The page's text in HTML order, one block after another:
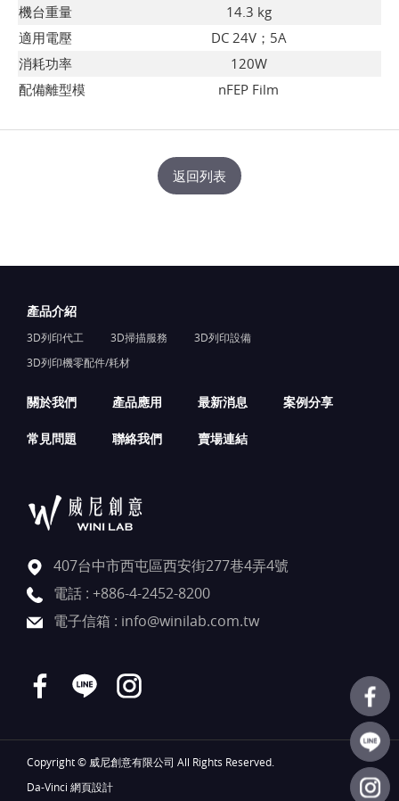
機台重量
14.3 kg
適用電壓
DC 24V；5A
消耗功率
120W
配備離型模
nFEP Film
返回列表
產品介紹
3D列印代工 3D掃描服務
3D列印設備
3D列印機零配件/耗材
關於我們 產品應用 最新消息 案例分享
常見問題 聯絡我們 賣場連結
407台中市西屯區西安街277巷4弄4號
電話 : +886-4-2452-8200
電子信箱 : info@winilab.com.tw
Copyright © 威尼創意有限公司 All Rights Reserved.
Da-Vinci 網頁設計